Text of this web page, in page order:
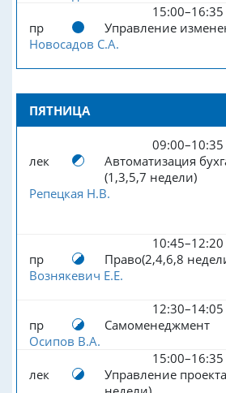
15:00–16:35
пр
Управление
Новосадов С.А.
ПЯТНИЦА
09:00–10:35
лек
Автоматизация
(1,3,5,7 недели)
Репецкая Н.В.
10:45–12:20
пр
Право(2,4,6,8
Вознякевич Е.Е.
12:30–14:05
пр
Самоменеджмент
Осипов В.А.
15:00–16:35
лек
Управление